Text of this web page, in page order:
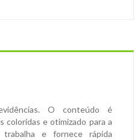
O conteúdo é
coloridas e otimizado para a
e fornece rápida